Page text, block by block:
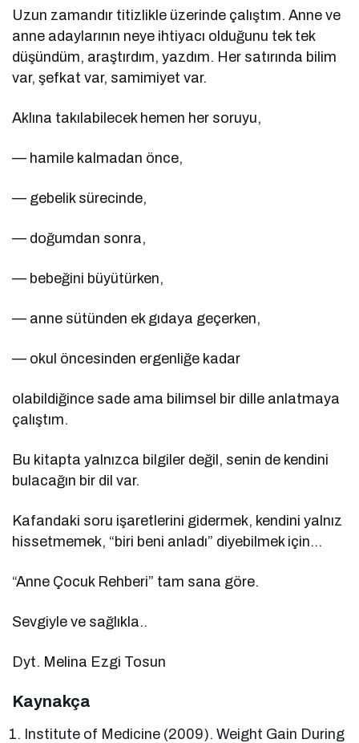
Uzun zamandır titizlikle üzerinde çalıştım. Anne ve
anne adaylarının neye ihtiyacı olduğunu tek tek
düşündüm, araştırdım, yazdım. Her satırında bilim
var, şefkat var, samimiyet var.
Aklına takılabilecek hemen her soruyu,
— hamile kalmadan önce,
— gebelik sürecinde,
— doğumdan sonra,
— bebeğini büyütürken,
— anne sütünden ek gıdaya geçerken,
— okul öncesinden ergenliğe kadar
olabildiğince sade ama bilimsel bir dille anlatmaya
çalıştım.
Bu kitapta yalnızca bilgiler değil, senin de kendini
bulacağın bir dil var.
Kafandaki soru işaretlerini gidermek, kendini yalnız
hissetmemek, “biri beni anladı” diyebilmek için…
“Anne Çocuk Rehberi” tam sana göre.
Sevgiyle ve sağlıkla..
Dyt. Melina Ezgi Tosun
Kaynakça
Institute of Medicine (2009). Weight Gain During